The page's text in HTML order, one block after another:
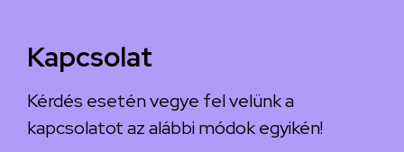
Kapcsolat
Kérdés esetén vegye fel velünk a
kapcsolatot az alábbi módok egyikén!